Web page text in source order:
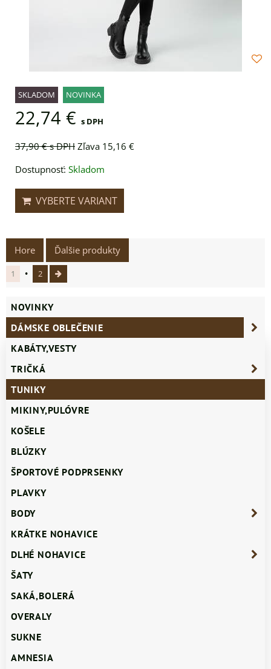
SKLADOM NOVINKA
22,74 € s DPH
37,90 €s DPHZľava 15,16 €
Dostupnosť: Skladom
VYBERTE VARIANT
Hore Ďalšie produkty
1 2
NOVINKY
DÁMSKE OBLEČENIE
KABÁTY,VESTY
TRIČKÁ
TUNIKY
MIKINY,PULÓVRE
KOŠELE
BLÚZKY
ŠPORTOVÉ PODPRSENKY
PLAVKY
BODY
KRÁTKE NOHAVICE
DLHÉ NOHAVICE
ŠATY
SAKÁ,BOLERÁ
OVERALY
SUKNE
AMNESIA